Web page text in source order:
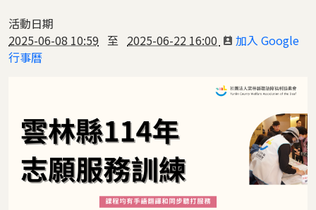
活動日期
2025-06-08 10:59 至 2025-06-22 16:00
加入 Google
行事曆